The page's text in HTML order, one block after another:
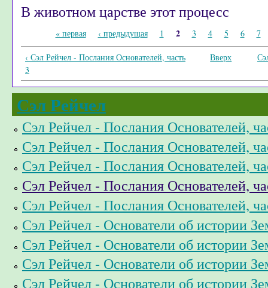
В животном царстве этот процесс
Страницы
« первая ‹ предыдущая 1 2 3 4 5 6 7
‹ Сэл Рейчел - Послания Основателей, часть
3
Вверх
Сэл Рейчел
Сэл Рейчел - Послания Основателей,
Сэл Рейчел - Послания Основателей,
Сэл Рейчел - Послания Основателей,
Сэл Рейчел - Послания Основателей,
Сэл Рейчел - Послания Основателей,
Сэл Рейчел - Основатели об истории
Сэл Рейчел - Основатели об истории
Сэл Рейчел - Основатели об истории
Сэл Рейчел - Основатели об истории